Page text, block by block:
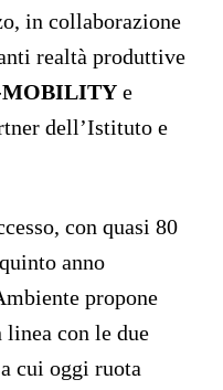
in collaborazione
realtà produttive
MOBILITY e
dell’Istituto e
con quasi 80
anno
propone
linea con le due
cui oggi ruota